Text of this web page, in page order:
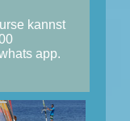
kannst
app.